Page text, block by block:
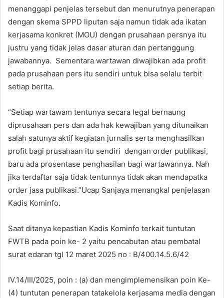
menanggapi penjelas tersebut dan menurutnya penerapan
dengan skema SPPD liputan saja namun tidak ada ikatan
kerjasama konkret (MOU) dengan prusahaan persnya itu
justru yang tidak jelas dasar aturan dan pertanggung
jawabannya. Sementara wartawan diwajibkan ada profit
pada prusahaan pers itu sendiri untuk bisa selalu terbit
setiap berita.
“Setiap wartawam tentunya secara legal bernaung
diprusahaan pers dan ada hak kewajiban yang ditunaikan
salah satunya aktif kegiatan jurnalis serta menghasilkan
profit bagi prusahaan itu sendiri dengan order publikasi,
baru ada prosentase penghasilan bagi wartawannya. Nah
jika terdaftar saja tidak tentunnya tidak akan mendapatka
order jasa publikasi.”Ucap Sanjaya menangkal penjelasan
Kadis Kominfo.
Saat ditanya kepastian Kadis Kominfo terkait tuntutan
FWTB pada poin ke- 2 yaitu pencabutan atau pembatal
surat edaran tgl 12 maret 2025 no : B/400.14.5.6/42
IV.14/III/2025, poin : (a) dan mengimplemensikan poin Ke-
(4) tuntutan penerapan tatakelola kerjasama media dengan